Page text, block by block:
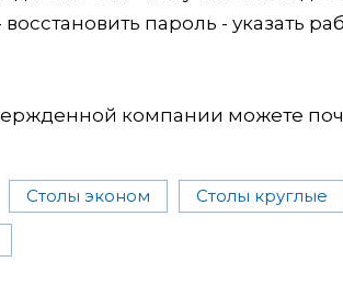
пароль - указать
компании можете
Столы эконом Столы круглые